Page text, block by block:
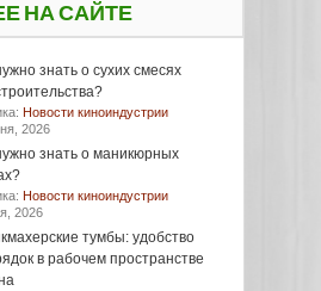
НА САЙТЕ
знать о сухих смесях
Новости киноиндустрии
2026
знать о маникюрных
Новости киноиндустрии
2026
тумбы: удобство
в рабочем пространстве